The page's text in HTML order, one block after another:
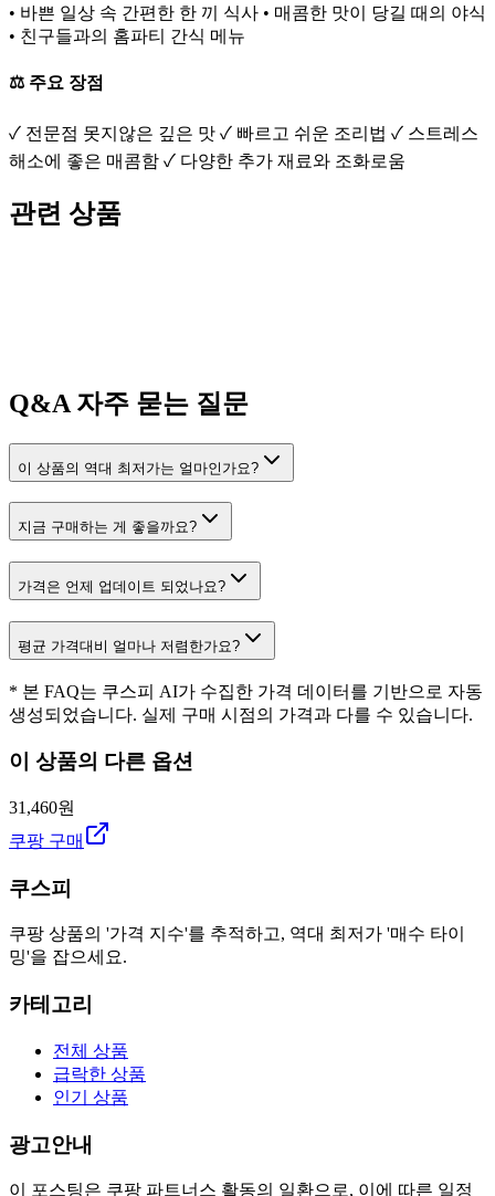
• 바쁜 일상 속 간편한 한 끼 식사 • 매콤한 맛이 당길 때의 야식
• 친구들과의 홈파티 간식 메뉴
⚖️ 주요 장점
✓ 전문점 못지않은 깊은 맛 ✓ 빠르고 쉬운 조리법 ✓ 스트레스
해소에 좋은 매콤함 ✓ 다양한 추가 재료와 조화로움
관련 상품
Q&A 자주 묻는 질문
이 상품의 역대 최저가는 얼마인가요?
지금 구매하는 게 좋을까요?
가격은 언제 업데이트 되었나요?
평균 가격대비 얼마나 저렴한가요?
* 본 FAQ는 쿠스피 AI가 수집한 가격 데이터를 기반으로 자동
생성되었습니다. 실제 구매 시점의 가격과 다를 수 있습니다.
이 상품의 다른 옵션
31,460원
쿠팡 구매
쿠스피
쿠팡 상품의 '가격 지수'를 추적하고, 역대 최저가 '매수 타이
밍'을 잡으세요.
카테고리
전체 상품
급락한 상품
인기 상품
광고안내
이 포스팅은 쿠팡 파트너스 활동의 일환으로, 이에 따른 일정